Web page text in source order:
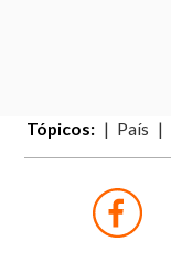
Tópicos: País